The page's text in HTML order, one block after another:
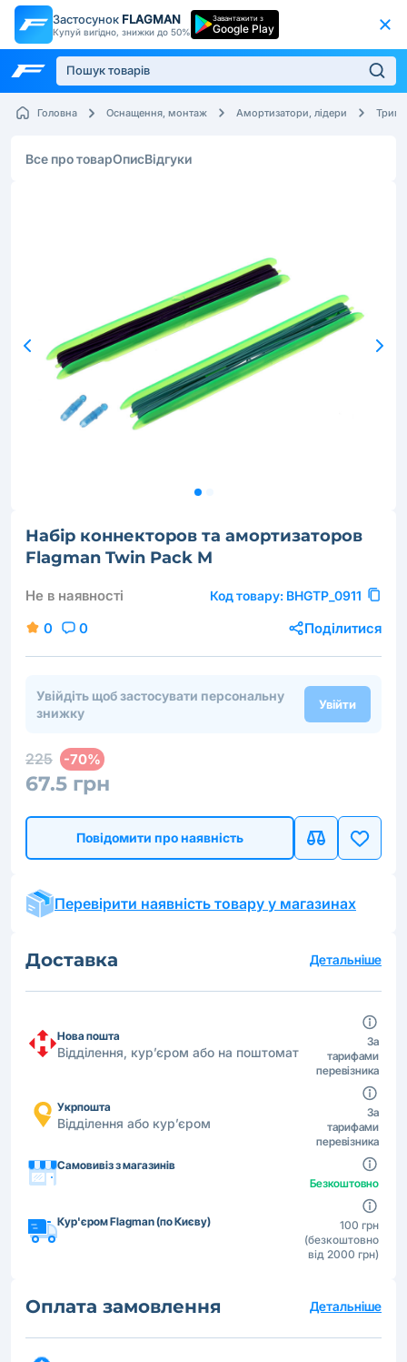
Застосунок FLAGMAN
Купуй вигідно, знижки до 50%
Завантажити з
Google Play
Головна Оснащення, монтаж Амортизатори, лідери
Все про товарОписВідгуки
Набір коннекторов та амортизаторов
Flagman Twin Pack M
Не в наявності Код товару: BHGTP_0911
0 0 Поділитися
Увійдіть щоб застосувати персональну
знижку
Увійти
225 -70%
67.5 грн
Повідомити про наявність
Перевірити наявність товару у магазинах
Доставка Детальніше
Нова пошта
Відділення, кур’єром або на поштомат
За
тарифами
перевізника
Укрпошта
Відділення або кур’єром
За
тарифами
перевізника
Самовивіз з магазинів
Безкоштовно
Кур'єром Flagman (по Києву)
100 грн
(безкоштовно
від 2000 грн)
Оплата замовлення Детальніше